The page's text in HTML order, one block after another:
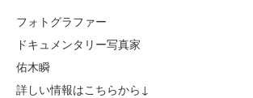
フォトグラファー
ドキュメンタリー写真家
佑木瞬
詳しい情報はこちらから↓